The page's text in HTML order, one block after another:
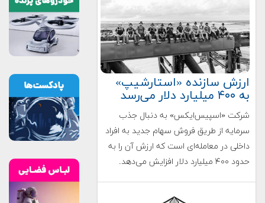
ارزش سازنده «استارشیپ»
به ۴۰۰ میلیارد دلار می‌رسد
شرکت «اسپیس‌ایکس» به دنبال جذب
سرمایه از طریق فروش سهام جدید به افراد
داخلی در معامله‌ای است که ارزش آن را به
حدود ۴۰۰ میلیارد دلار افزایش می‌دهد.